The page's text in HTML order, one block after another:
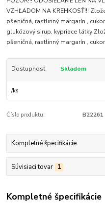
VZHĽADOM NA KREHKOSŤ!!!
pšeničná, rastlinný margarín ,
glukózový sirup, kypriace látky
pšeničná, rastlinný margarín ,
Dostupnosť Skladom
/ks
Číslo produktu: B22261
Kompletné špecifikácie
Súvisiaci tovar 1
Kompletné špecifikácie